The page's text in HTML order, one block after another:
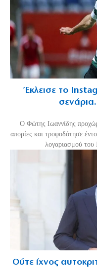
Έκλεισε το
Ο Φώτης Ιωαννίδης
απορίες και τροφοδότησε
λογαριασμού του
Ούτε ίχνος